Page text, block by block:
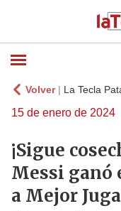
Volver| La Tecla
15 de enero de 2024
¡Sigue
Messi ganó
a Mejor